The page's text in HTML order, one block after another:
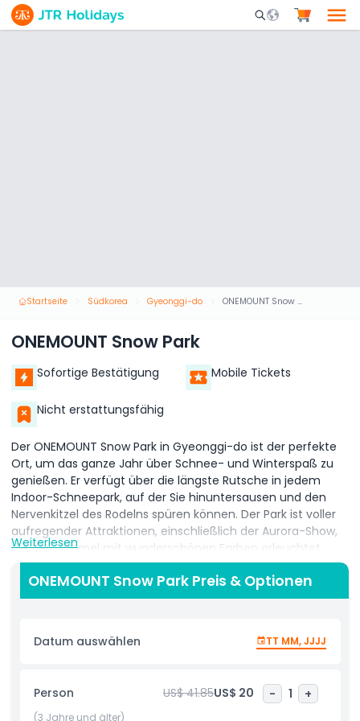
Mobile Search
Startseite Südkorea Gyeonggi-do ONEMOUNT Snow Park
ONEMOUNT Snow Park
Sofortige Bestätigung Mobile Tickets
Nicht erstattungsfähig
Der ONEMOUNT Snow Park in Gyeonggi-do ist der perfekte
Ort, um das ganze Jahr über Schnee- und Winterspaß zu
genießen. Er verfügt über die längste Rutsche in jedem
Indoor-Schneepark, auf der Sie hinuntersausen und den
Nervenkitzel des Rodelns spüren können. Der Park ist voller
aufregender Attraktionen, einschließlich der Aurora-Show,
die den Himmel mit wunderschönen Farben erleuchtet.
Es gibt auch viele schneebezogene Freizeitaktivitäten, wie
das Bauen von Schneemännern oder Spielen im Schnee.
bietet für jeden etwas.
Schnee-Spaß. Sie können auch verschiedene Einkaufs- und
Essensmöglichkeiten in der Nähe erkunden, was den Ort
Weiterlesen
ONEMOUNT Snow Park Preis & Optionen
Datum auswählen TT MM, JJJJ
Person US$ 41.85US$ 20 - 1 +
(3 Jahre und älter)